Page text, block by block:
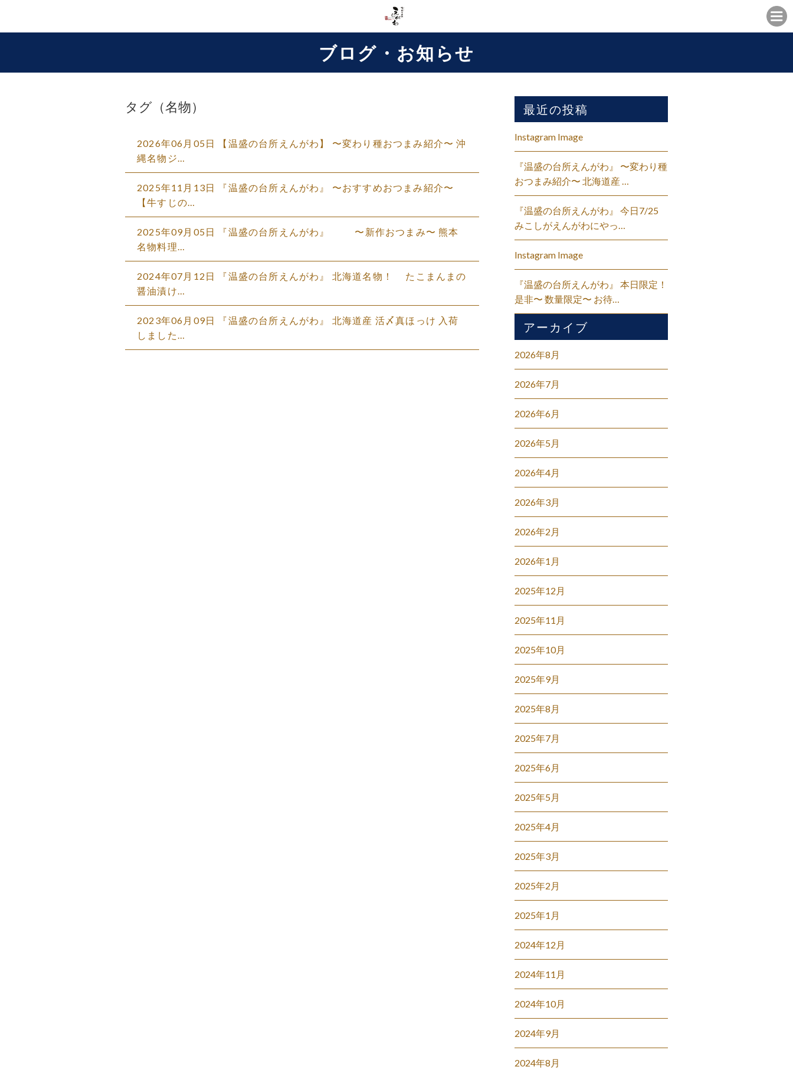
ブログ・お知らせ
タグ（名物）
2026年06月05日 【温盛の台所えんがわ】 〜変わり種おつまみ紹介〜 沖
縄名物ジ…
2025年11月13日 『温盛の台所えんがわ』 〜おすすめおつまみ紹介〜
【牛すじの…
2025年09月05日 『温盛の台所えんがわ』 〜新作おつまみ〜 熊本
名物料理…
2024年07月12日 『温盛の台所えんがわ』 北海道名物！ たこまんまの
醤油漬け…
2023年06月09日 『温盛の台所えんがわ』 北海道産 活〆真ほっけ 入荷
しました…
最近の投稿
Instagram Image
『温盛の台所えんがわ』 〜変わり種
おつまみ紹介〜 北海道産 …
『温盛の台所えんがわ』 今日7/25
みこしがえんがわにやっ…
Instagram Image
『温盛の台所えんがわ』 本日限定！
是非〜 数量限定〜 お待…
アーカイブ
2026年8月
2026年7月
2026年6月
2026年5月
2026年4月
2026年3月
2026年2月
2026年1月
2025年12月
2025年11月
2025年10月
2025年9月
2025年8月
2025年7月
2025年6月
2025年5月
2025年4月
2025年3月
2025年2月
2025年1月
2024年12月
2024年11月
2024年10月
2024年9月
2024年8月